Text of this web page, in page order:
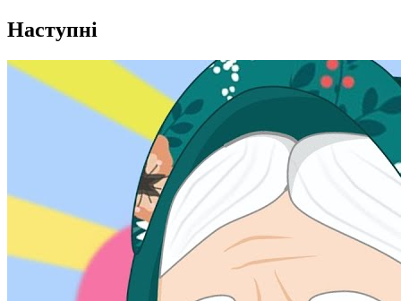
Наступні